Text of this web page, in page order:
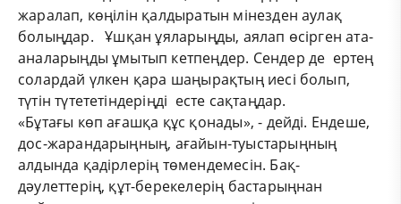
жаралап, көңілін қалдыратын мінезден аулақ
болыңдар. Ұшқан ұяларыңды, аялап өсірген ата-
аналарыңды ұмытып кетпеңдер. Сендер де ертең
солардай үлкен қара шаңырақтың иесі болып,
түтін түтететіндеріңді есте сақтаңдар.
«Бұтағы көп ағашқа құс қонады», - дейді. Ендеше,
дос-жарандарыңның, ағайын-туыстарыңның
алдында қадірлерің төмендемесін. Бақ-
дәулеттерің, құт-берекелерің бастарыңнан